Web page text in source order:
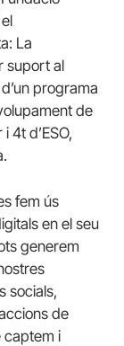
La
suport al
programa
de
4t d’ESO,
fem ús
en el seu
generem
socials,
de
captem i